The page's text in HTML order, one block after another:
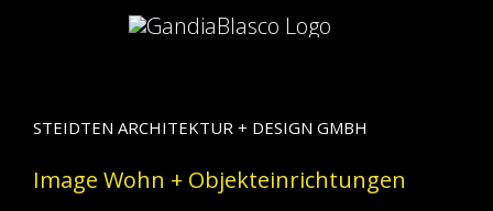
STEIDTEN ARCHITEKTUR + DESIGN GMBH
Image Wohn + Objekteinrichtungen